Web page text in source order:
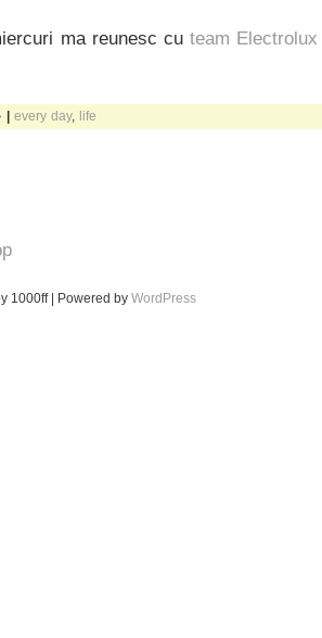
ma reunesc cu team Electrolux
| every day, life
1000ff | Powered by WordPress